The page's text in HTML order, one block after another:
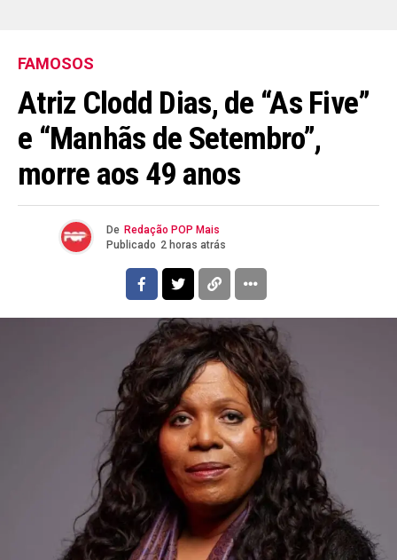
FAMOSOS
Atriz Clodd Dias, de “As Five”
e “Manhãs de Setembro”,
morre aos 49 anos
De Redação POP Mais
Publicado 2 horas atrás
Reddit
Whatsapp
Email